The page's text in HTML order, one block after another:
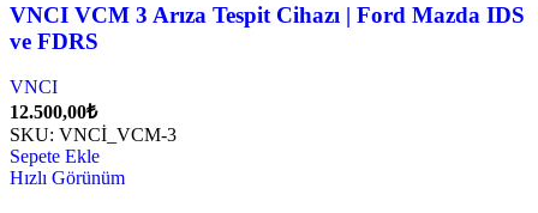
VNCI VCM 3 Arıza Tespit Cihazı | Ford Mazda IDS
ve FDRS
VNCI
12.500,00₺
SKU: VNCİ_VCM-3
Sepete Ekle
Hızlı Görünüm